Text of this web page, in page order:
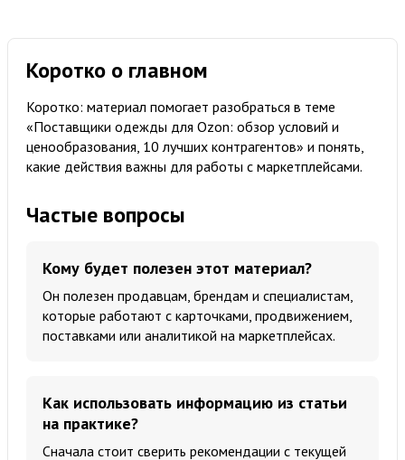
Коротко о главном
Коротко: материал помогает разобраться в теме
«Поставщики одежды для Ozon: обзор условий и
ценообразования, 10 лучших контрагентов» и понять,
какие действия важны для работы с маркетплейсами.
Частые вопросы
Кому будет полезен этот материал?
Он полезен продавцам, брендам и специалистам,
которые работают с карточками, продвижением,
поставками или аналитикой на маркетплейсах.
Как использовать информацию из статьи
на практике?
Сначала стоит сверить рекомендации с текущей